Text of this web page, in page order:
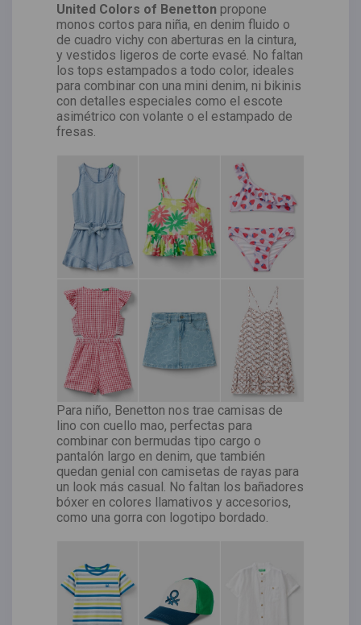
United Colors of Benetton propone
monos cortos para niña, en denim fluido o
de cuadro vichy con aberturas en la cintura,
y vestidos ligeros de corte evasé. No faltan
los tops estampados a todo color, ideales
para combinar con una mini denim, ni bikinis
con detalles especiales como el escote
asimétrico con volante o el estampado de
fresas.
Para niño, Benetton nos trae camisas de
lino con cuello mao, perfectas para
combinar con bermudas tipo cargo o
pantalón largo en denim, que también
quedan genial con camisetas de rayas para
un look más casual. No faltan los bañadores
bóxer en colores llamativos y accesorios,
como una gorra con logotipo bordado.